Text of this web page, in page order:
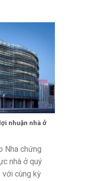
nhuận nhà ở
Nha chứng
nhà ở quý
với cùng kỳ